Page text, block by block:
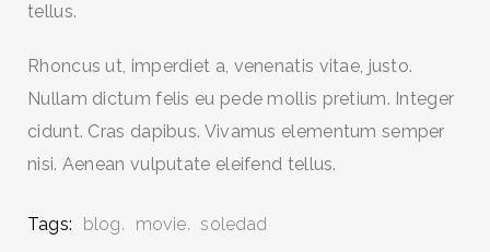
tellus.
Rhoncus ut, imperdiet a, venenatis vitae, justo.
Nullam dictum felis eu pede mollis pretium. Integer
cidunt. Cras dapibus. Vivamus elementum semper
nisi. Aenean vulputate eleifend tellus.
Tags: blog movie soledad